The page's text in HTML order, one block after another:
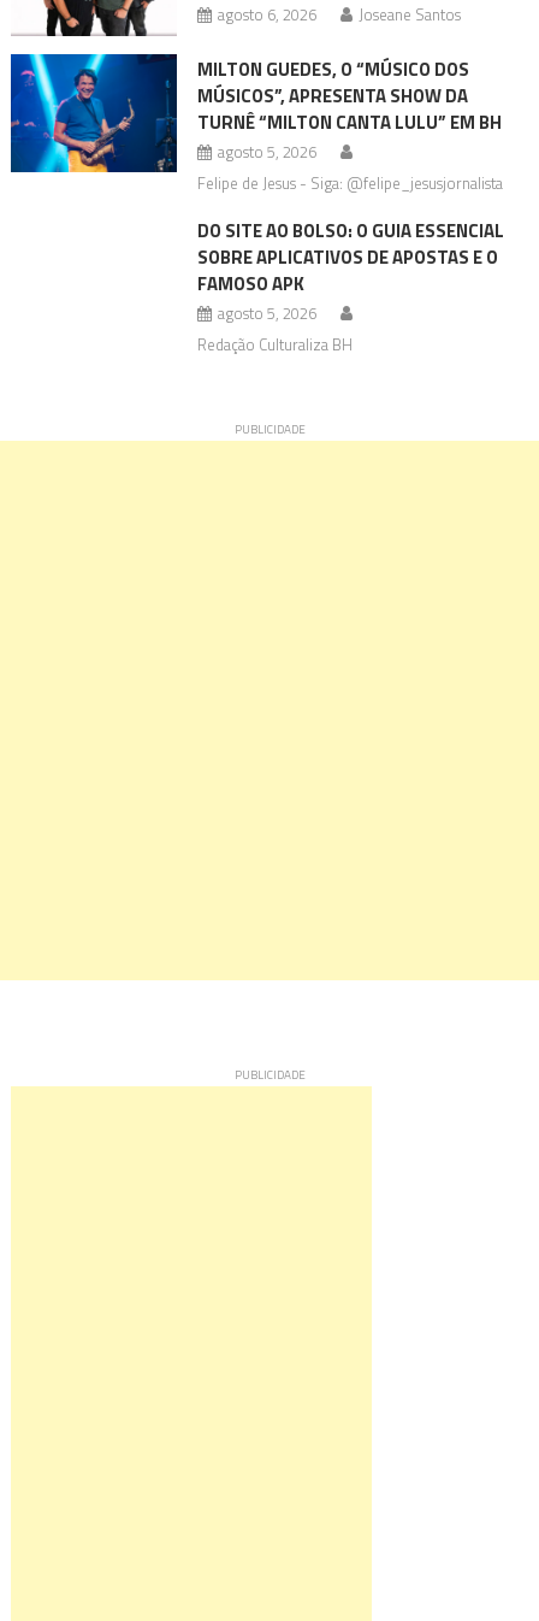
agosto 6, 2026 Joseane Santos
MILTON GUEDES, O “MÚSICO DOS
MÚSICOS”, APRESENTA SHOW DA
TURNÊ “MILTON CANTA LULU” EM BH
agosto 5, 2026
Felipe de Jesus - Siga: @felipe_jesusjornalista
DO SITE AO BOLSO: O GUIA ESSENCIAL
SOBRE APLICATIVOS DE APOSTAS E O
FAMOSO APK
agosto 5, 2026
Redação Culturaliza BH